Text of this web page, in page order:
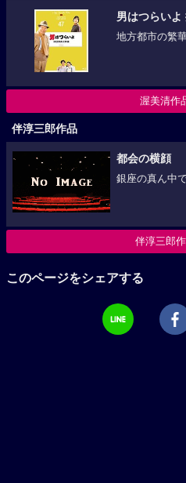
男はつらいよ
地方都市の繁
渥美清作
伴淳三郎作品
都会の横顔
銀座の真ん中
伴淳三郎
このページをシェアする